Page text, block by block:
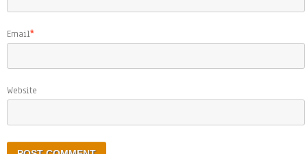
Email*
Website